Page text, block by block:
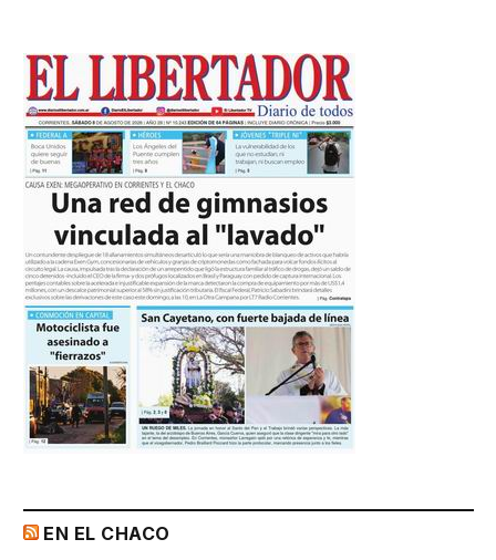
EN EL CHACO